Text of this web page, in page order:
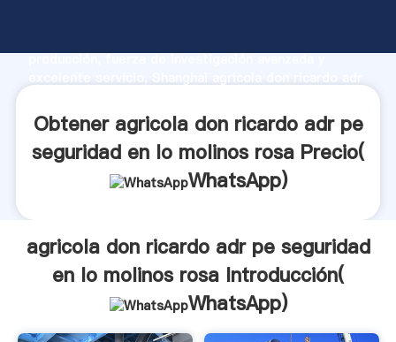
producción, fuerza de investigación avanzada y
valor y aporta valores a todos los clientes.
Obtener agricola don ricardo adr pe
seguridad en lo molinos rosa Precio(
WhatsApp)
agricola don ricardo adr pe seguridad
en lo molinos rosa Introducción(
WhatsApp)